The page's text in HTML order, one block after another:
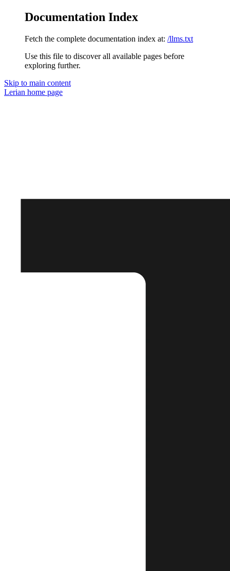
Documentation Index
Fetch the complete documentation index at: /llms.txt
Use this file to discover all available pages before
exploring further.
Skip to main content
Lerian home page